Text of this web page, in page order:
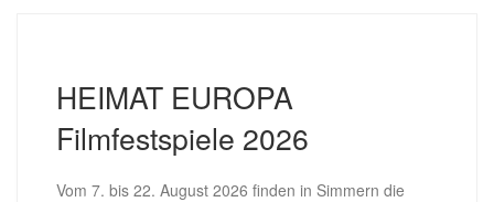
HEIMAT EUROPA
Filmfestspiele 2026
Vom 7. bis 22. August 2026 finden in Simmern die